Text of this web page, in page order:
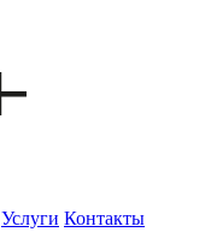
Услуги Контакты